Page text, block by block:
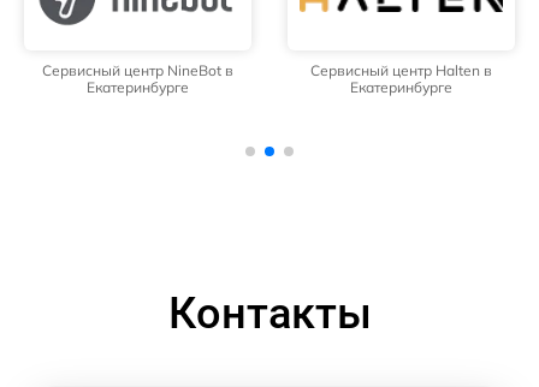
Сервисный центр NineBot в
Екатеринбурге
Сервисный центр Halten в
Екатеринбурге
Контакты